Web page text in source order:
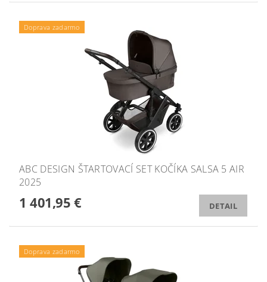
Doprava zadarmo
ABC DESIGN ŠTARTOVACÍ SET KOČÍKA SALSA 5 AIR
2025
1 401,95 € DETAIL
Doprava zadarmo